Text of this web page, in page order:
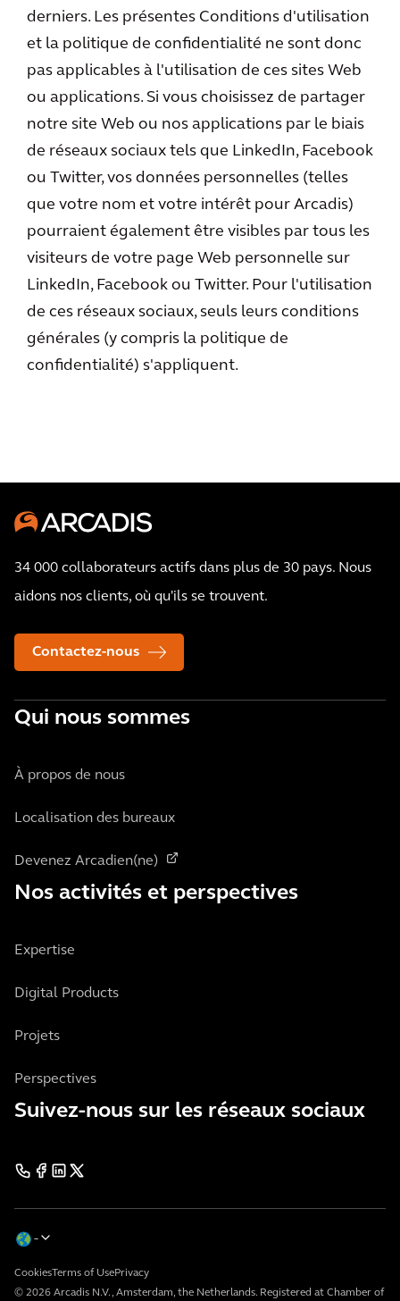
derniers. Les présentes Conditions d'utilisation
et la politique de confidentialité ne sont donc
pas applicables à l'utilisation de ces sites Web
ou applications. Si vous choisissez de partager
notre site Web ou nos applications par le biais
de réseaux sociaux tels que LinkedIn, Facebook
ou Twitter, vos données personnelles (telles
que votre nom et votre intérêt pour Arcadis)
pourraient également être visibles par tous les
visiteurs de votre page Web personnelle sur
LinkedIn, Facebook ou Twitter. Pour l'utilisation
de ces réseaux sociaux, seuls leurs conditions
générales (y compris la politique de
confidentialité) s'appliquent.
34 000 collaborateurs actifs dans plus de 30 pays. Nous
aidons nos clients, où qu'ils se trouvent.
Contactez-nous
Qui nous sommes
À propos de nous
Localisation des bureaux
Devenez Arcadien(ne)
Nos activités et perspectives
Expertise
Digital Products
Projets
Perspectives
Suivez-nous sur les réseaux sociaux
© 2026 Arcadis N.V., Amsterdam, the Netherlands. Registered at Chamber of
CookiesTerms of UsePrivacy